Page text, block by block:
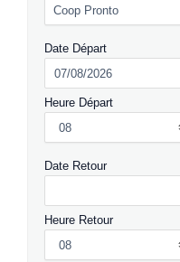
Date Départ
Heure Départ
Date Retour
Heure Retour